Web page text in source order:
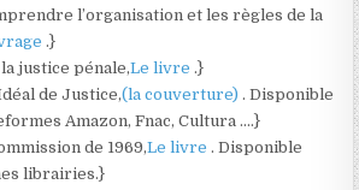
l’organisation et les règles de la
.}
justice pénale,Le livre.}
de Justice,(la couverture). Disponible
Amazon, Fnac, Cultura ….}
de 1969,Le livre. Disponible
librairies.}